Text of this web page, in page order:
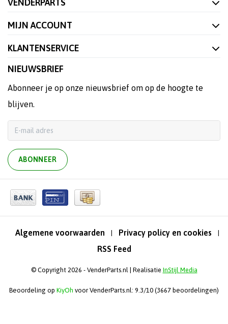
VENDERPARTS
MIJN ACCOUNT
KLANTENSERVICE
NIEUWSBRIEF
Abonneer je op onze nieuwsbrief om op de hoogte te
blijven.
ABONNEER
Algemene voorwaarden | Privacy policy en cookies |
RSS Feed
© Copyright 2026 - VenderParts.nl | Realisatie InStijl Media
Beoordeling op KiyOh voor VenderParts.nl: 9.3/10 (3667 beoordelingen)